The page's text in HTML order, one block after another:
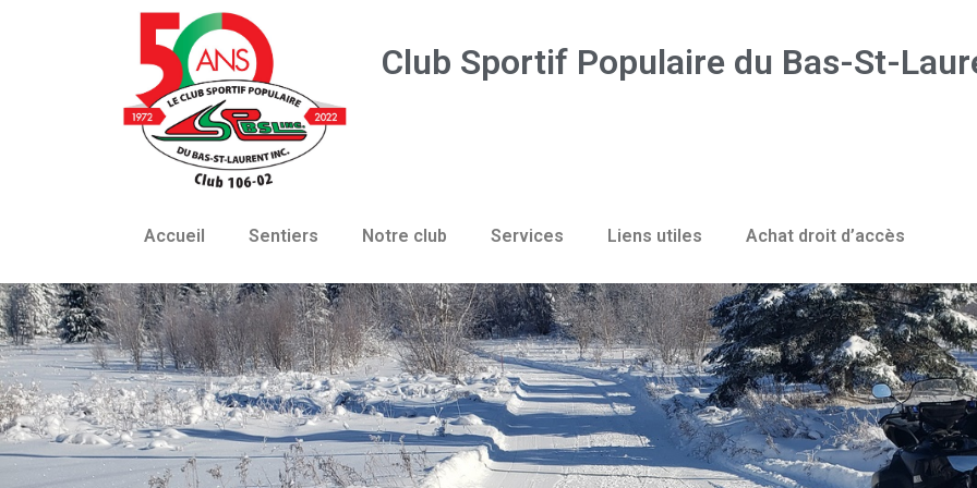
Club Sportif Populaire du Bas-St-
Accueil Sentiers Notre club Services Liens utiles Achat droit d’accès